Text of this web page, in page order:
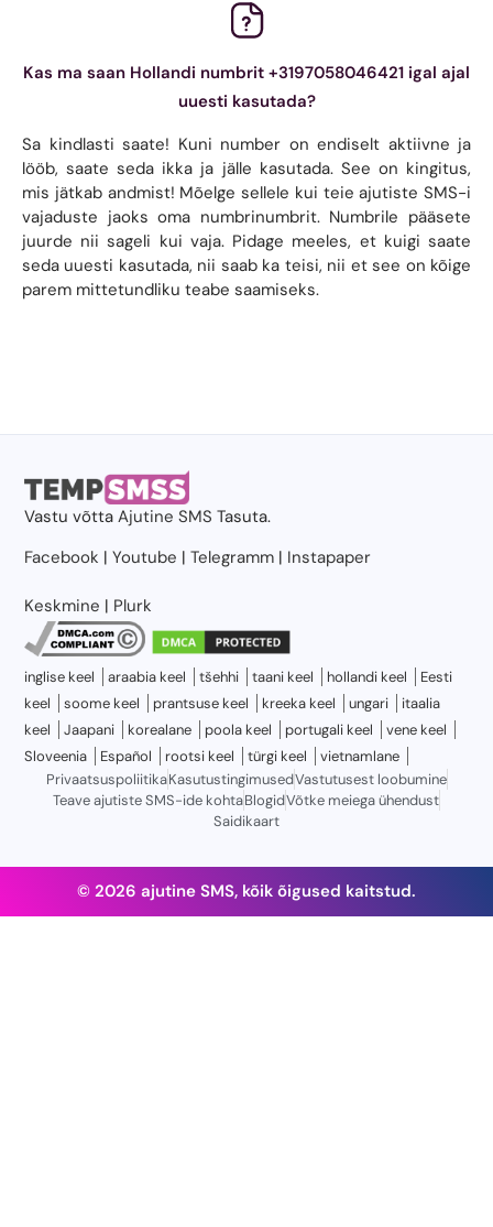
Kas ma saan Hollandi numbrit +3197058046421 igal ajal
uuesti kasutada?
Sa kindlasti saate! Kuni number on endiselt aktiivne ja
lööb, saate seda ikka ja jälle kasutada. See on kingitus,
mis jätkab andmist! Mõelge sellele kui teie ajutiste SMS-i
vajaduste jaoks oma numbrinumbrit. Numbrile pääsete
juurde nii sageli kui vaja. Pidage meeles, et kuigi saate
seda uuesti kasutada, nii saab ka teisi, nii et see on kõige
parem mittetundliku teabe saamiseks.
Vastu võttaAjutine SMS Tasuta.
Facebook |Youtube |Telegramm | Instapaper
Keskmine | Plurk
inglise keel araabia keel tšehhi taani keel hollandi keel
Eesti
keel
soome keel prantsuse keel kreeka keel ungari
itaalia
keel
Jaapani korealane poola keel portugali keel
vene keel
Sloveenia
Español rootsi keel türgi keel
vietnamlane
PrivaatsuspoliitikaKasutustingimusedVastutusest loobumine
Teave ajutiste SMS-ide kohtaBlogidVõtke meiega ühendust
Saidikaart
© 2026 ajutine SMS, kõik õigused kaitstud.